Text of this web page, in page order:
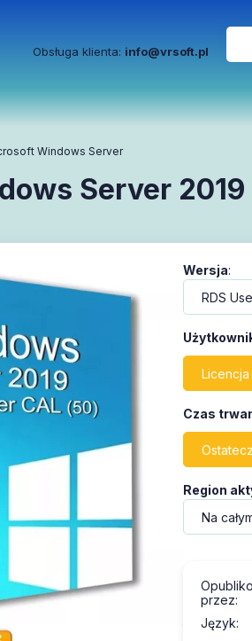
Obsługa klienta: info@vrsoft.pl
Windows Server
Server
Wersja:
Czas
Region
przez:
Język: